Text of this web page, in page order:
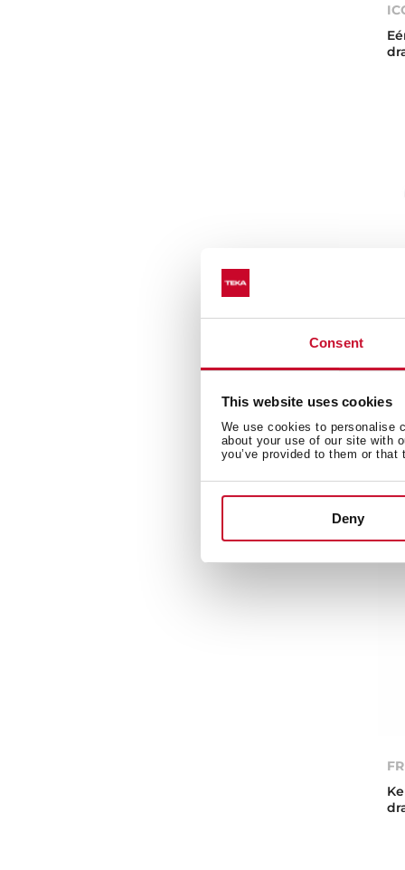
Consent
This website uses cookies
We use cookies to personalise
about your use of our site with
you’ve provided to them or that
Deny